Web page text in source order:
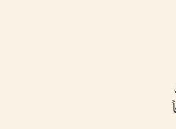
أن
26 هدفاً